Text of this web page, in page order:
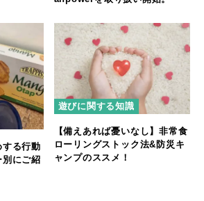
る行動
にご紹
遊びに関する知識
【備えあれば憂いなし】非常食
ローリングストック法&防災キ
ャンプのススメ！